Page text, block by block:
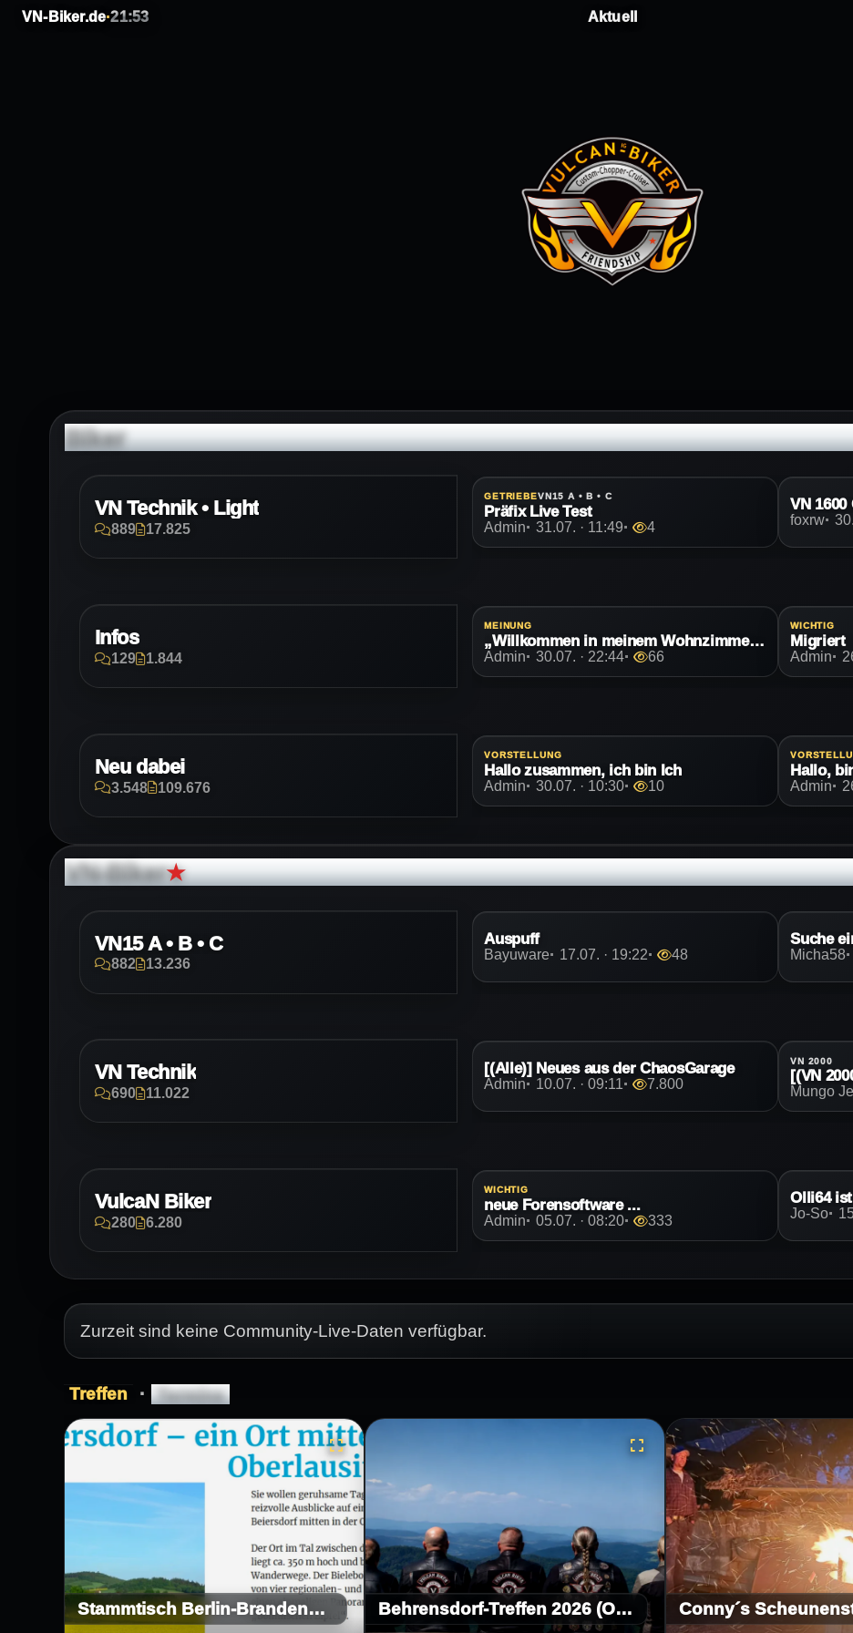
VN-Biker.de·21:53 Aktuell
Biker
VN Technik • Light
889 17.825
GETRIEBEVN15 A • B • C
Präfix Live Test
Admin 31.07. · 11:49 4
VN
foxrw
Infos
129 1.844
MEINUNG
„Willkommen in meinem Wohnzimmer.“
Admin 30.07. · 22:44 66
WICHTIG
Migriert
Admin
Neu dabei
3.548 109.676
VORSTELLUNG
Hallo zusammen, ich bin Ich
Admin 30.07. · 10:30 10 Admin
VN-Biker★
VN15 A • B • C
882 13.236
Auspuff
Bayuware 17.07. · 19:22 48
Suche
Micha58
VN Technik
690 11.022
[(Alle)] Neues aus der ChaosGarage
Admin 10.07. · 09:11 7.800
VN 2000
Mungo
VulcaN Biker
280 6.280
WICHTIG
neue Forensoftware ...
Admin 05.07. · 08:20 333
Olli64
Jo-So
Zurzeit sind keine Community-Live-Daten verfügbar.
Treffen · Termine
Stammtisch Berlin-Brandenburg Behrensdorf-Treffen 2026 (Ostsee) Conny´s